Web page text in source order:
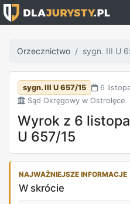
Orzecznictwo sygn. III U
sygn. III U 657/15
6
Sąd Okręgowy w Ostrołęce
Wyrok z 6
U 657/15
NAJWAŻNIEJSZE INFORMACJE
W skrócie